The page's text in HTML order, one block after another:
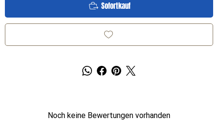
Sofortkauf
Noch keine Bewertungen vorhanden